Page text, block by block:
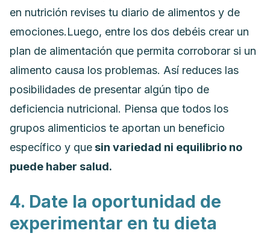
en nutrición revises tu diario de alimentos y de
emociones.Luego, entre los dos debéis crear un
plan de alimentación que permita corroborar si un
alimento causa los problemas. Así reduces las
posibilidades de presentar algún tipo de
deficiencia nutricional. Piensa que todos los
grupos alimenticios te aportan un beneficio
específico y quesin variedad ni equilibrio no
puede haber salud.
4. Date la oportunidad de
experimentar en tu dieta